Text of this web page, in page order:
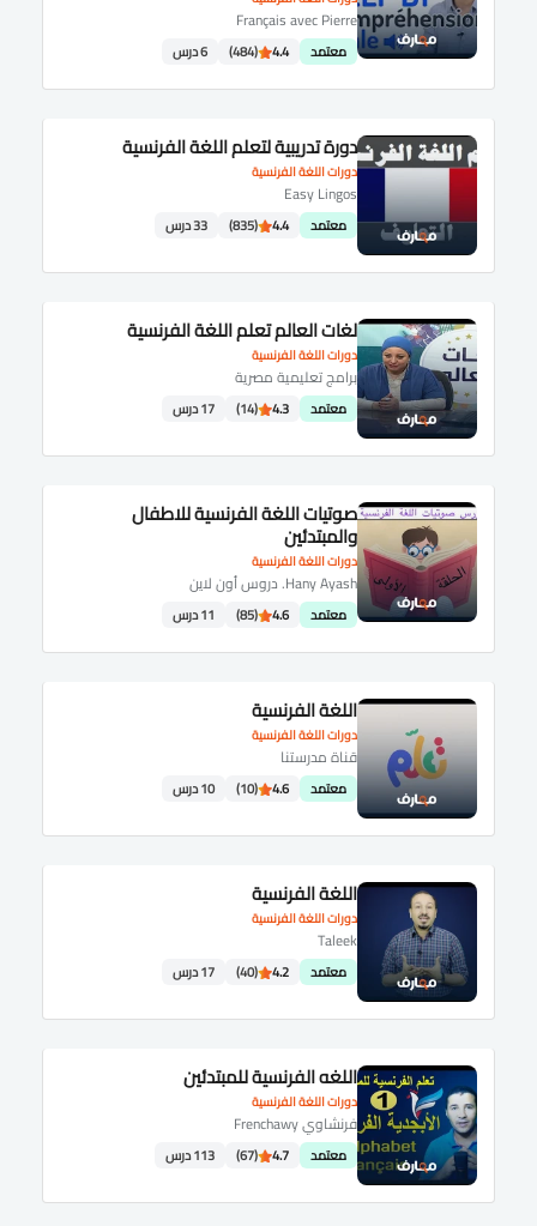
Français avec Pierre
معتمد 4.4
(484) 6 درس
دورات اللغة الفرنسية
دورة تدريبية لتعلم اللغة الفرنسية
Easy Lingos
معتمد 4.4
(835) 33 درس
دورات اللغة الفرنسية
لغات العالم تعلم اللغة الفرنسية
برامج تعليمية مصرية
معتمد 4.3
(14) 17 درس
دورات اللغة الفرنسية
صوتيات اللغة الفرنسية للاطفال
والمبتدئين
Hany Ayash. دروس أون لاين
معتمد 4.6
(85) 11 درس
دورات اللغة الفرنسية
اللغة الفرنسية
قناة مدرستنا
معتمد 4.6
(10) 10 درس
دورات اللغة الفرنسية
اللغة الفرنسية
Taleek
معتمد 4.2
(40) 17 درس
دورات اللغة الفرنسية
اللغه الفرنسية للمبتدئين
فرنشاوي Frenchawy
معتمد 4.7
(67) 113 درس